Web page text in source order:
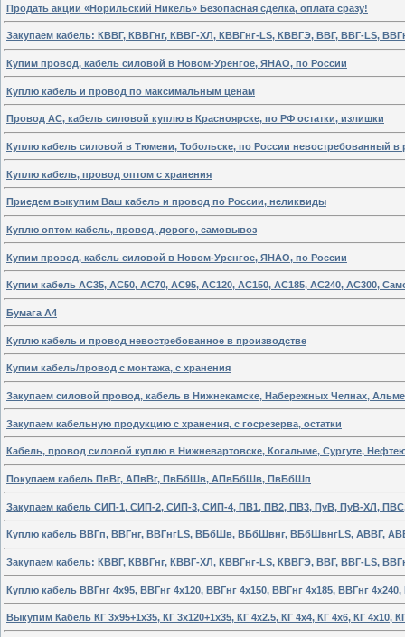
Продать акции «Норильский Никель» Безопасная сделка, оплата сразу!
Закупаем кабель: КВВГ, КВВГнг, КВВГ-ХЛ, КВВГнг-LS, КВВГЭ, ВВГ, ВВГ-LS,
Купим провод, кабель силовой в Новом-Уренгое, ЯНАО, по России
Куплю кабель и провод по максимальным ценам
Провод АС, кабель силовой куплю в Красноярске, по РФ остатки, излишки
Куплю кабель силовой в Тюмени, Тобольске, по России невостребованный в
Куплю кабель, провод оптом с хранения
Приедем выкупим Ваш кабель и провод по России, неликвиды
Куплю оптом кабель, провод, дорого, самовывоз
Купим провод, кабель силовой в Новом-Уренгое, ЯНАО, по России
Купим кабель АС35, АС50, АС70, АС95, АС120, АС150, АС185, АС240, АС300,
Бумага А4
Куплю кабель и провод невостребованное в производстве
Купим кабель/провод с монтажа, с хранения
Закупаем силовой провод, кабель в Нижнекамске, Набережных Челнах,
Закупаем кабельную продукцию с хранения, с госрезерва, остатки
Кабель, провод силовой куплю в Нижневартовске, Когалыме, Сургуте,
Покупаем кабель ПвВг, АПвВг, ПвБбШв, АПвБбШв, ПвБбШп
Закупаем кабель СИП-1, СИП-2, СИП-3, СИП-4, ПВ1, ПВ2, ПВ3, ПуВ, ПуВ-ХЛ,
Куплю кабель ВВГп, ВВГнг, ВВГнгLS, ВБбШв, ВБбШвнг, ВБбШвнгLS, АВВГ,
Закупаем кабель: КВВГ, КВВГнг, КВВГ-ХЛ, КВВГнг-LS, КВВГЭ, ВВГ, ВВГ-LS,
Куплю кабель ВВГнг 4х95, ВВГнг 4х120, ВВГнг 4х150, ВВГнг 4х185, ВВГнг 4х240,
Выкупим Кабель КГ 3х95+1x35, КГ 3х120+1x35, КГ 4х2.5, КГ 4х4, КГ 4х6, КГ 4х10,